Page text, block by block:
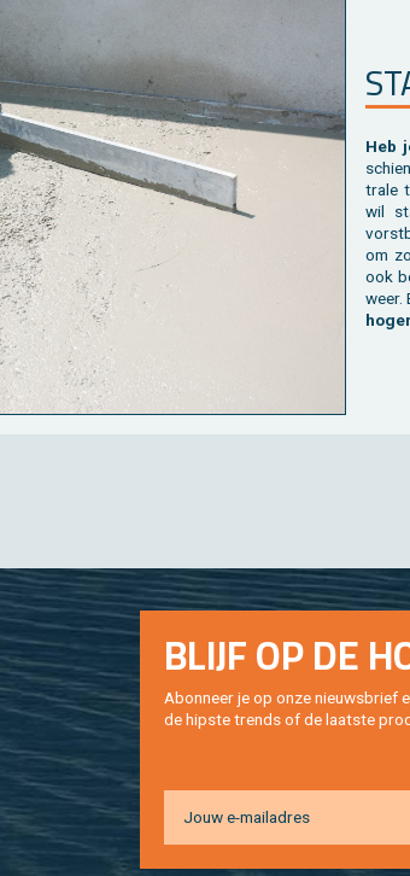
Heb
tra­le
wil
om
ook
weer.
BLIJF OP DE
Abon­neer je op onze nieuws­brief
de hip­s­te trends of de laat­ste